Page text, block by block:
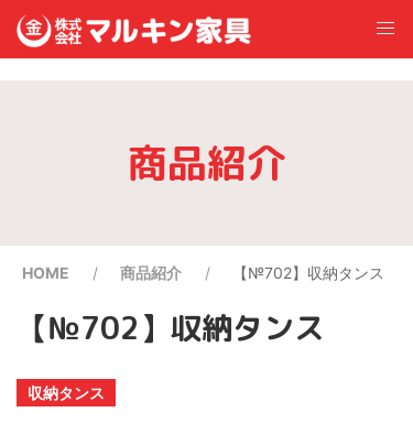
商品紹介
HOME 商品紹介 【№702】収納タンス
【№702】収納タンス
収納タンス